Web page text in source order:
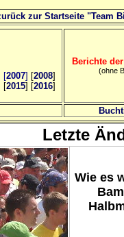
zur Startseite "Team
[2007] [2008]
[2015] [2016]
Berichte
(ohne
Letzte
Wie es